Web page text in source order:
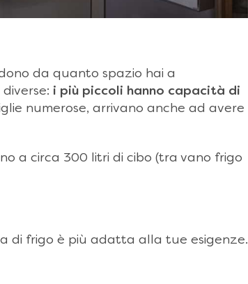
da quanto spazio hai a
i più piccoli hanno capacità di
numerose, arrivano anche ad avere
a circa 300 litri di cibo (tra vano frigo
di frigo è più adatta alla tue esigenze.